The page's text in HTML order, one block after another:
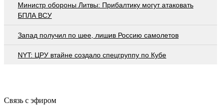
Министр обороны Литвы: Прибалтику могут атаковать
БПЛА ВСУ
Запад получил по шее, лишив Россию самолетов
NYT: ЦРУ втайне создало спецгруппу по Кубе
Связь с эфиром